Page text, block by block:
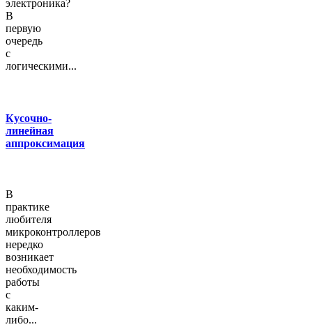
электроника?
В
первую
очередь
с
логическими...
Кусочно-
линейная
аппроксимация
В
практике
любителя
микроконтроллеров
нередко
возникает
необходимость
работы
с
каким-
либо...